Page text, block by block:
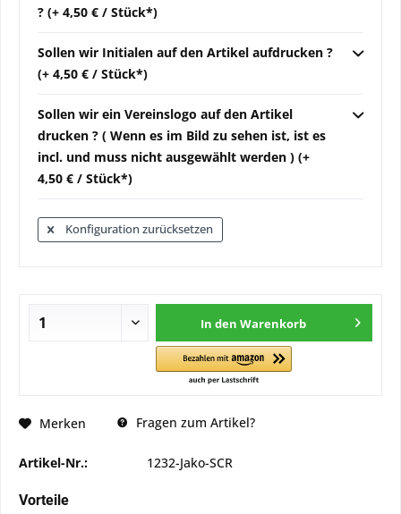
? (+ 4,50 € / Stück*)
Sollen wir Initialen auf den Artikel aufdrucken ?
(+ 4,50 € / Stück*)
Sollen wir ein Vereinslogo auf den Artikel
drucken ? ( Wenn es im Bild zu sehen ist, ist es
incl. und muss nicht ausgewählt werden ) (+
4,50 € / Stück*)
Konfiguration zurücksetzen
In den Warenkorb
Merken Fragen zum Artikel?
Artikel-Nr.: 1232-Jako-SCR
Vorteile